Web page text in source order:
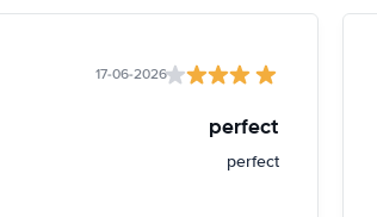
17-06-2026
perfect
perfect